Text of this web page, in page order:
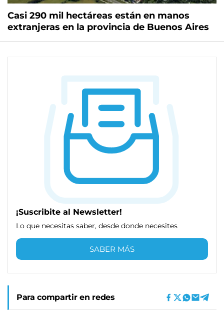
Casi 290 mil hectáreas están en manos
extranjeras en la provincia de Buenos Aires
¡Suscribite al Newsletter!
Lo que necesitas saber, desde donde necesites
SABER MÁS
Para compartir en redes